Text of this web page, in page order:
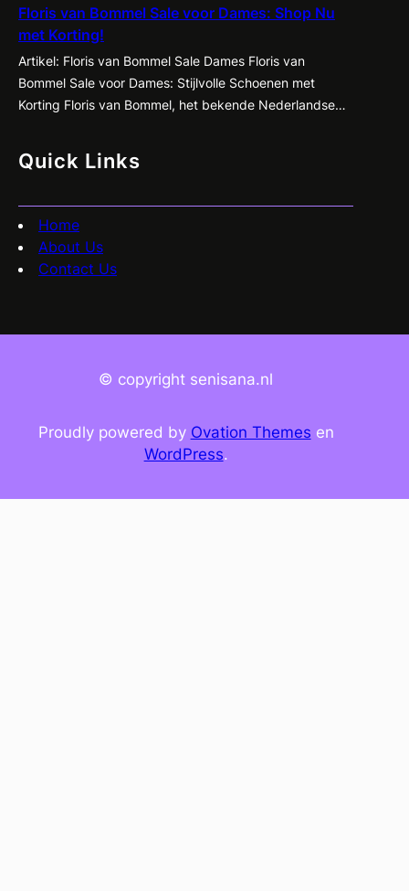
zoek bent naar een nieuw pak, een casual shirt of een
paar jeans, het is essentieel om te weten welke maat
het beste bij jou past. Met de…
Floris van Bommel Sale voor Dames: Shop Nu
met Korting!
Artikel: Floris van Bommel Sale Dames Floris van
Bommel Sale voor Dames: Stijlvolle Schoenen met
Korting Floris van Bommel, het bekende Nederlandse
dames! Ben je op zoek naar stijlvolle en comfortabele
Quick Links
Home
About Us
Contact Us
© copyright senisana.nl
Proudly powered by Ovation Themes en
WordPress.